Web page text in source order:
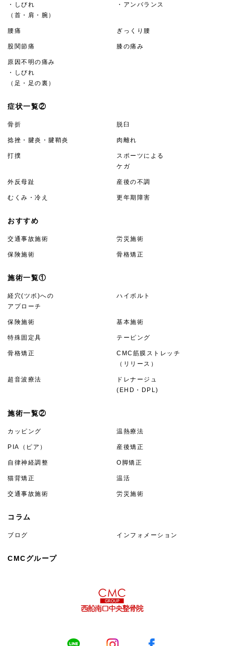
・しびれ
（首・肩・腕）
・アンバランス
腰痛 ぎっくり腰
股関節痛 膝の痛み
原因不明の痛み
・しびれ
（足・足の裏）
症状一覧②
骨折 脱臼
捻挫・腱炎・腱鞘炎 肉離れ
打撲
スポーツによる
ケガ
外反母趾 産後の不調
むくみ・冷え 更年期障害
おすすめ
交通事故施術 労災施術
保険施術 骨格矯正
施術一覧①
経穴(ツボ)への
アプローチ
ハイボルト
保険施術 基本施術
特殊固定具 テーピング
骨格矯正
CMC筋膜ストレッチ
（リリース）
超音波療法
ドレナージュ
(EHD・DPL)
施術一覧②
カッピング 温熱療法
PIA（ピア） 産後矯正
自律神経調整 O脚矯正
猫背矯正 温活
交通事故施術 労災施術
コラム
ブログ インフォメーション
CMCグループ